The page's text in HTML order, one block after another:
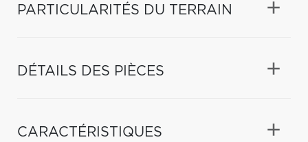
PARTICULARITÉS DU TERRAIN
DÉTAILS DES PIÈCES
CARACTÉRISTIQUES